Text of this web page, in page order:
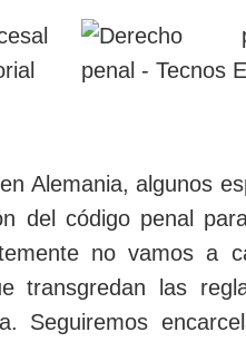
Alemania, algunos
del código penal
no vamos a
transgredan las
Seguiremos